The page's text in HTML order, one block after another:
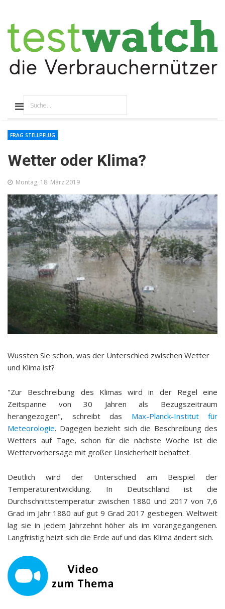
Wetter oder Klima?
FRAG STELLPFLUG
Montag, 18. März 2019
Wussten Sie schon, was der Unterschied zwischen Wetter
und Klima ist?
"Zur Beschreibung des Klimas wird in der Regel eine
Zeitspanne von 30 Jahren als Bezugszeitraum
herangezogen", schreibt das Max-Planck-Institut für
Meteorologie. Dagegen bezieht sich die Beschreibung des
Wetters auf Tage, schon für die nächste Woche ist die
Wettervorhersage mit großer Unsicherheit behaftet.
Deutlich wird der Unterschied am Beispiel der
Temperaturentwicklung. In Deutschland ist die
Durchschnittstemperatur zwischen 1880 und 2017 von 7,6
Grad im Jahr 1880 auf gut 9 Grad 2017 gestiegen. Weltweit
lag sie in jedem Jahrzehnt höher als im vorangegangenen.
Langfristig heizt sich die Erde auf und das Klima ändert sich.